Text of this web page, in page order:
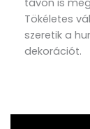
Tökéletes
szeretik a
dekorációt.